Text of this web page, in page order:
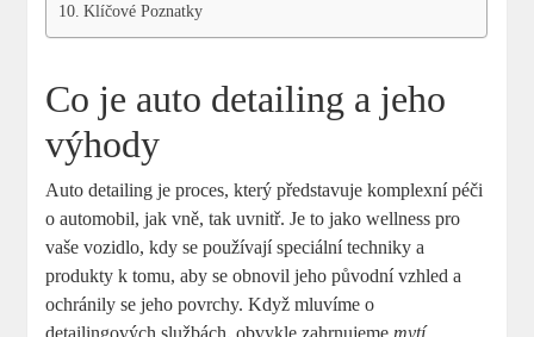
Klíčové ​Poznatky
Co je auto detailing a jeho‌
výhody
Auto detailing je proces, který představuje komplexní péči
o automobil, ⁤jak vně, tak uvnitř. Je ​to⁤ jako⁣ wellness pro
vaše vozidlo, kdy se používají speciální‍ techniky a
produkty k ‌tomu, aby ‍se‍ obnovil jeho původní vzhled‍ a
ochránily se jeho povrchy. Když mluvíme o